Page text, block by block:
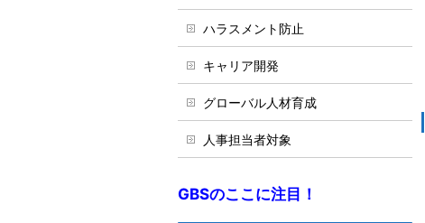
ハラスメント防止
キャリア開発
グローバル人材育成
人事担当者対象
GBSのここに注目！